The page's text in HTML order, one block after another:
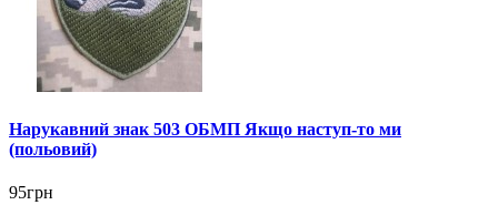
Нарукавний знак 503 ОБМП Якщо наступ-то ми
(польовий)
95грн